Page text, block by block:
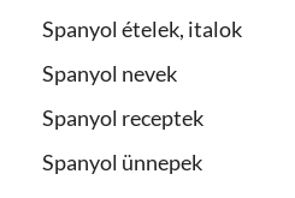
Spanyol ételek, italok
Spanyol nevek
Spanyol receptek
Spanyol ünnepek